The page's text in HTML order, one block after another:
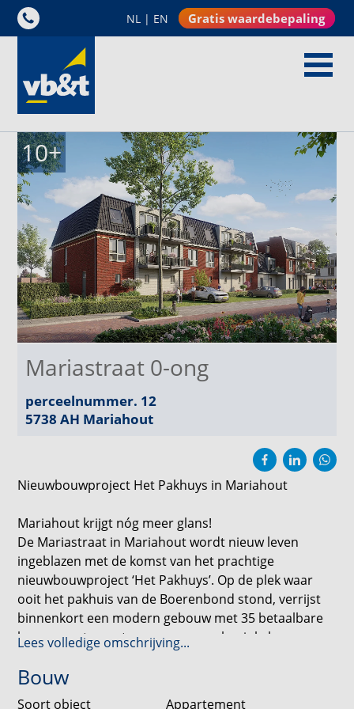
NL | EN Gratis waardebepaling
10+
Mariastraat 0-ong
perceelnummer. 12
5738 AH Mariahout
Nieuwbouwproject Het Pakhuys in Mariahout
Mariahout krijgt nóg meer glans!
De Mariastraat in Mariahout wordt nieuw leven
ingeblazen met de komst van het prachtige
nieuwbouwproject ‘Het Pakhuys’. Op de plek waar
ooit het pakhuis van de Boerenbond stond, verrijst
binnenkort een modern gebouw met 35 betaalbare
koopappartementen en een gemakswinkel.
De appartementen bieden volop comfort: een eigen
Lees volledige omschrijving...
Bouw
Soort object
Appartement